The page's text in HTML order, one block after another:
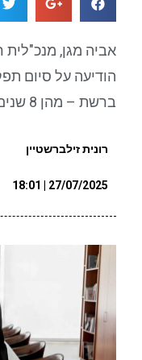
אביה מגן,
ברשת – מהן 8 שנים כמנכ"לית החברה.
רונית זילברשטיין
27/07/2025 | 18:01